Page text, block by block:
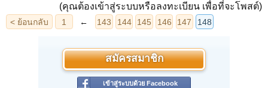
(คุณต้องเข้าสู่ระบบหรือลงทะเบียน เพื่อที่จะโพสต์)
สมัครสมาชิก
เข้าสู่ระบบด้วย Facebook